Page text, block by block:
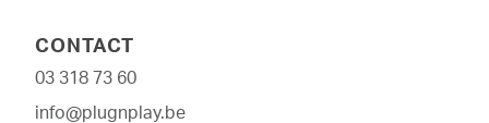
CONTACT
03 318 73 60
info@plugnplay.be